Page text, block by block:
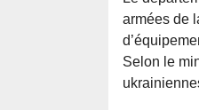
armées de
Selon le